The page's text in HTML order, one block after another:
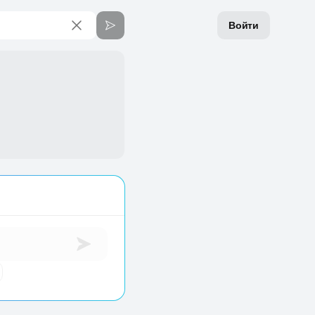
Войти